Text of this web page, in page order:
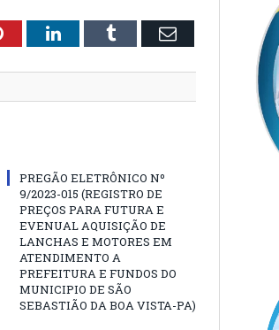
PinterestLinkedInTumblr Email
PREGÃO ELETRÔNICO Nº
9/2023-015 (REGISTRO DE
PREÇOS PARA FUTURA E
EVENUAL AQUISIÇÃO DE
LANCHAS E MOTORES EM
ATENDIMENTO A
PREFEITURA E FUNDOS DO
MUNICIPIO DE SÃO
SEBASTIÃO DA BOA VISTA-PA)